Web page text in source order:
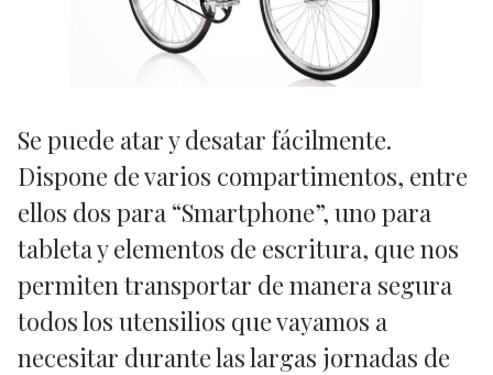
Se puede atar y desatar fácilmente.
Dispone de varios compartimentos, entre
ellos dos para “Smartphone”, uno para
tableta y elementos de escritura, que nos
permiten transportar de manera segura
todos los utensilios que vayamos a
necesitar durante las largas jornadas de